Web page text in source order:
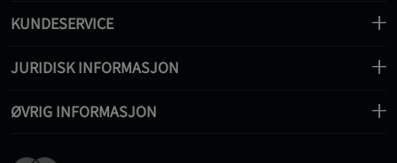
KUNDESERVICE
JURIDISK INFORMASJON
ØVRIG INFORMASJON